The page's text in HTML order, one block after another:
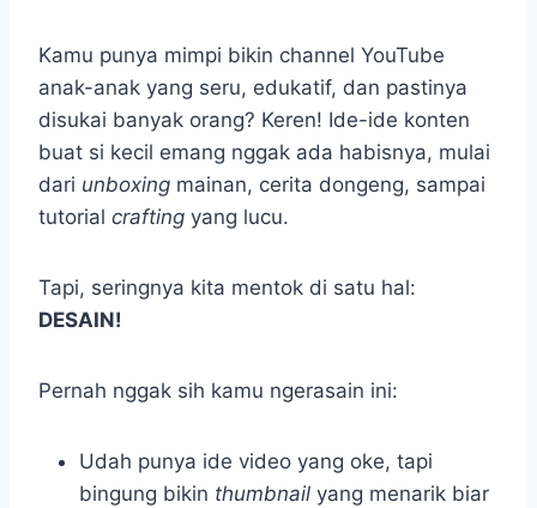
Kamu punya mimpi bikin channel YouTube
anak-anak yang seru, edukatif, dan pastinya
disukai banyak orang? Keren! Ide-ide konten
buat si kecil emang nggak ada habisnya, mulai
dari unboxing mainan, cerita dongeng, sampai
tutorial crafting yang lucu.
Tapi, seringnya kita mentok di satu hal:
DESAIN!
Pernah nggak sih kamu ngerasain ini:
Udah punya ide video yang oke, tapi
bingung bikin thumbnail yang menarik biar